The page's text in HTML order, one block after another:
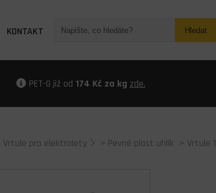
KONTAKT Hledat
PET-G již od 174 Kč za kg zde.
Vrtule pro elektrolety > Pevné plast uhlík > Vrtule